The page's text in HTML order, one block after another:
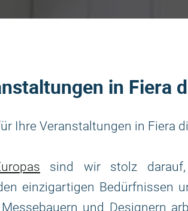
in Fiera
Ihre Veranstaltungen in Fiera
sind wir stolz darauf,
einzigartigen Bedürfnissen
und Designern